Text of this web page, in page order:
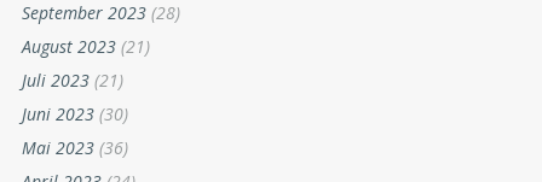
September 2023 (28)
August 2023 (21)
Juli 2023 (21)
Juni 2023 (30)
Mai 2023 (36)